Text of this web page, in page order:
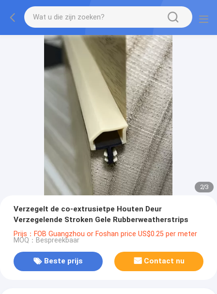
2/3
Verzegelt de co-extrusietpe Houten Deur
Verzegelende Stroken Gele Rubberweatherstrips
Prijs：FOB Guangzhou or Foshan price US$0.25 per meter
MOQ：Bespreekbaar
Beste prijs Contact nu